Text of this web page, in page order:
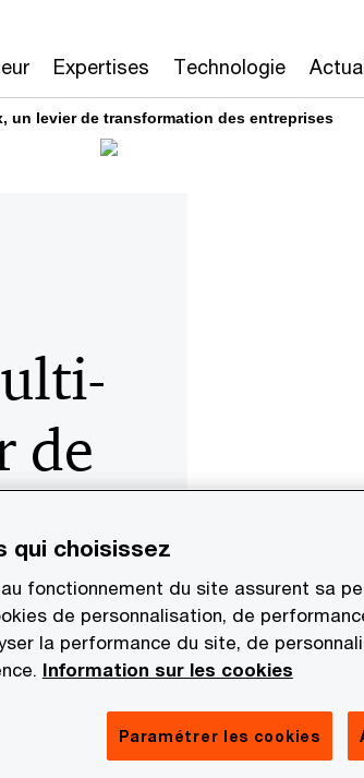
Expertises Technologie
un levier de transformation des entreprises
de
qui choisissez
fonctionnement du site assurent sa
de personnalisation, de
la performance du site, de
Information sur les cookies
Paramétrer les cookies